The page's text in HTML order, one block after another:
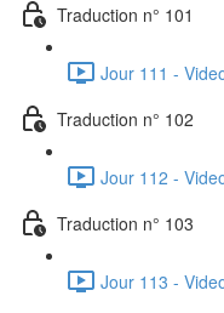
Traduction n° 101
Jour 111 -
Traduction n° 102
Jour 112 -
Traduction n° 103
Jour 113 -